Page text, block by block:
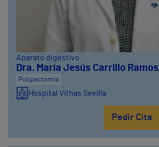
Aparato digestivo
Dra. María Jesús Carrillo Ramos
Polipectomía
Hospital Vithas Sevilla
Pedir Cita